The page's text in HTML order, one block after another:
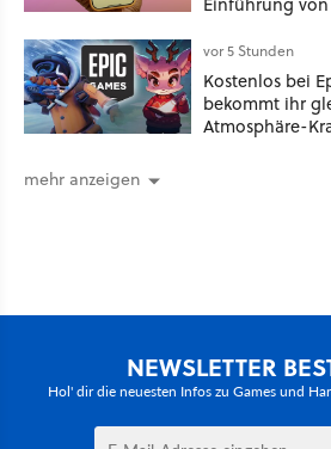
vor 5 Stunden
Kostenlos bei
bekommt ihr
Atmosphäre-
mehr anzeigen
NEWSLETTER
Hol' dir die neuesten Infos zu Games und